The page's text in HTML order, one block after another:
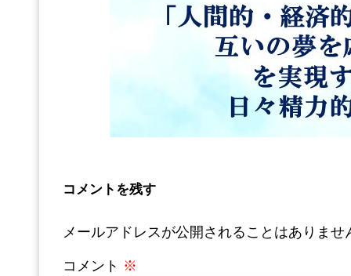
コメントを残す
メールアドレスが公開されることはありませ
コメント ※